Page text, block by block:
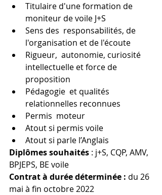
Titulaire d'une formation de
moniteur de voile J+S
Sens des  responsabilités, de
l'organisation et de l'écoute
Rigueur,  autonomie, curiosité
intellectuelle et force de
proposition
Pédagogie  et qualités
relationnelles reconnues
Permis  moteur
Atout si permis voile
Atout si parle l’Anglais
Diplômes souhaités : j+S, CQP, AMV,
BPJEPS, BE voile
Contrat à durée déterminée : du 26
mai à fin octobre 2022